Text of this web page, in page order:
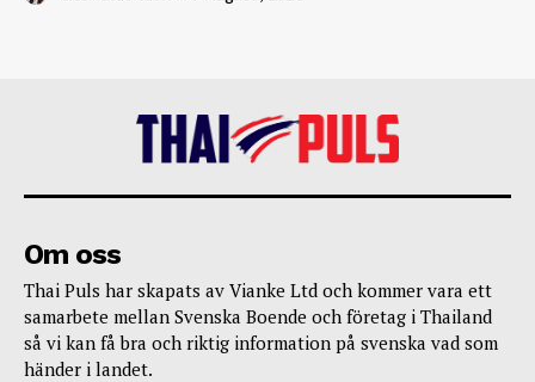
Om oss
Thai Puls har skapats av Vianke Ltd och kommer vara ett
samarbete mellan Svenska Boende och företag i Thailand
så vi kan få bra och riktig information på svenska vad som
händer i landet.